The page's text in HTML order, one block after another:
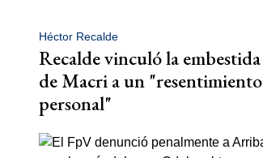
Héctor Recalde
Recalde vinculó la embestida
de Macri a un "resentimiento
personal"